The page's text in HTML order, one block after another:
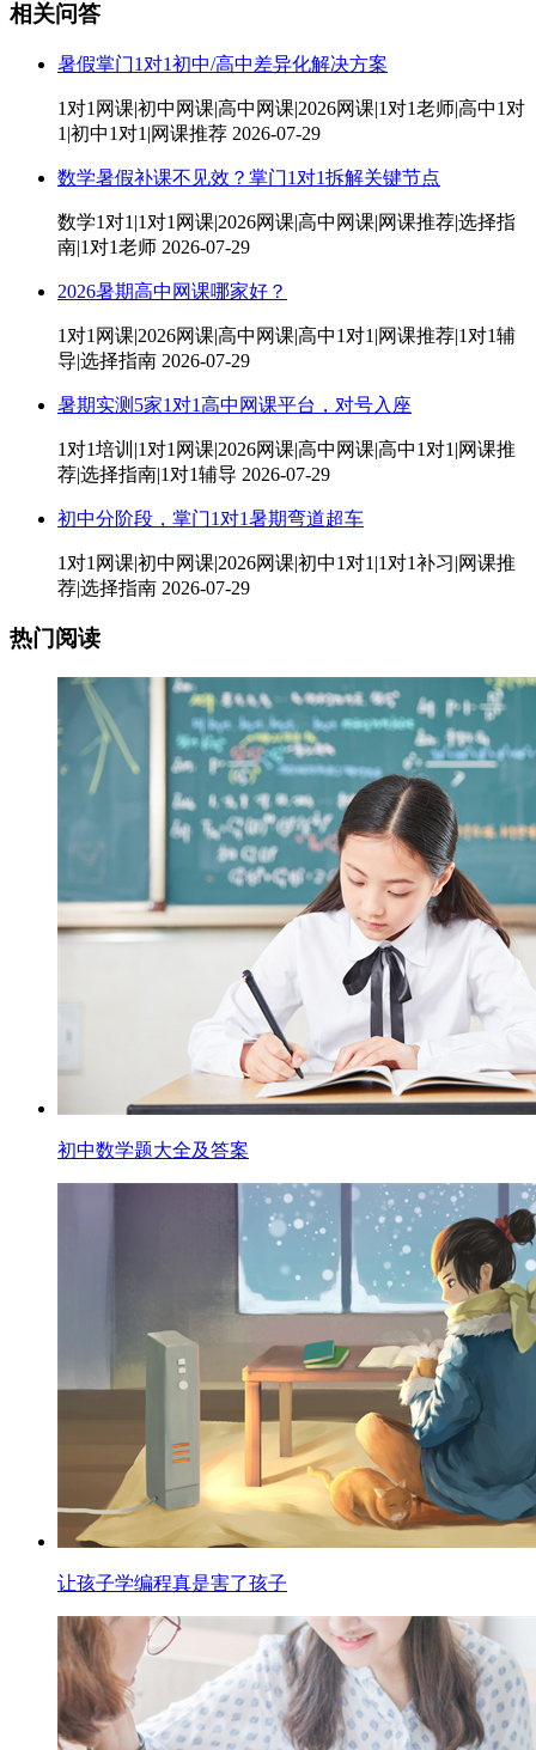
相关问答
暑假掌门1对1初中/高中差异化解决方案
1对1网课|初中网课|高中网课|2026网课|1对1老师|高中1对
1|初中1对1|网课推荐 2026-07-29
数学暑假补课不见效？掌门1对1拆解关键节点
数学1对1|1对1网课|2026网课|高中网课|网课推荐|选择指
南|1对1老师 2026-07-29
2026暑期高中网课哪家好？
1对1网课|2026网课|高中网课|高中1对1|网课推荐|1对1辅
导|选择指南 2026-07-29
暑期实测5家1对1高中网课平台，对号入座
1对1培训|1对1网课|2026网课|高中网课|高中1对1|网课推
荐|选择指南|1对1辅导 2026-07-29
初中分阶段，掌门1对1暑期弯道超车
1对1网课|初中网课|2026网课|初中1对1|1对1补习|网课推
荐|选择指南 2026-07-29
热门阅读
初中数学题大全及答案
让孩子学编程真是害了孩子